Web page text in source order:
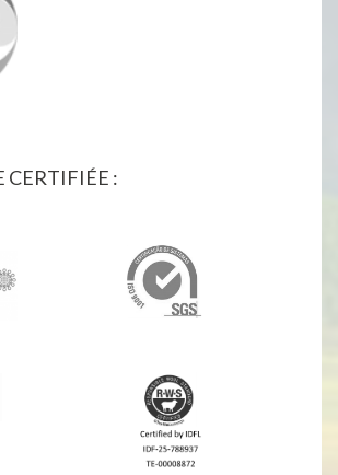
CERTIFIÉE :